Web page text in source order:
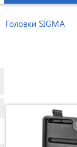
Головки SIGMA